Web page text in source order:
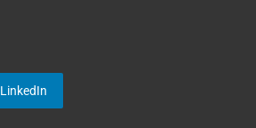
LinkedIn